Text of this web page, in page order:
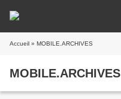
Accueil » MOBILE.ARCHIVES
MOBILE.ARCHIVES